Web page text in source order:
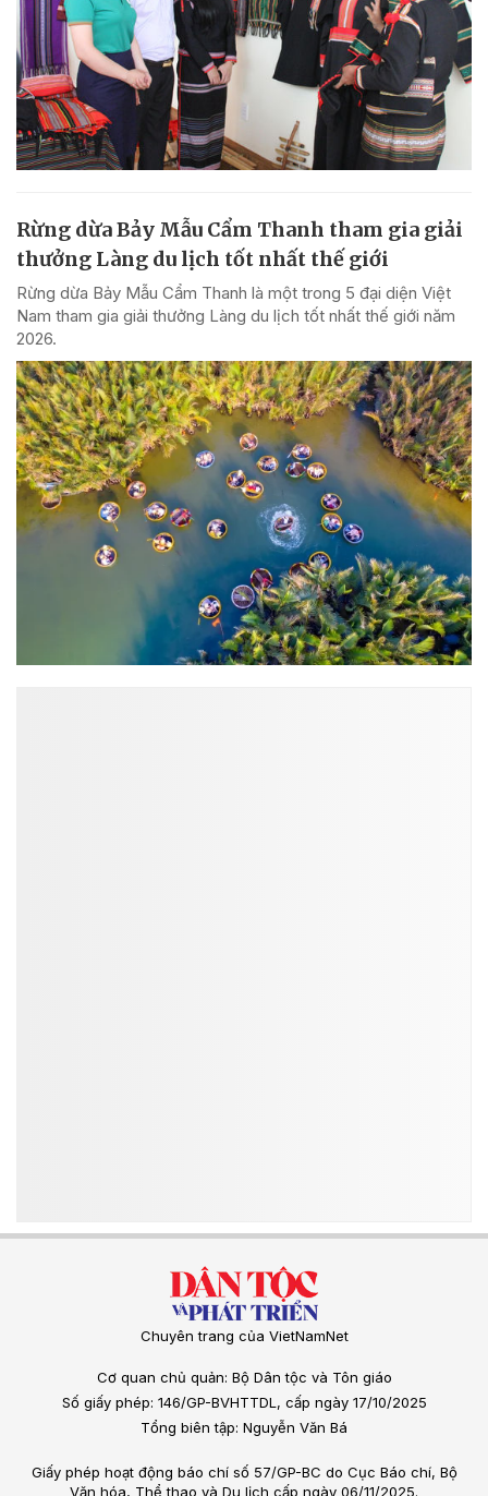
Rừng dừa Bảy Mẫu Cẩm Thanh tham gia giải
thưởng Làng du lịch tốt nhất thế giới
Rừng dừa Bảy Mẫu Cẩm Thanh là một trong 5 đại diện Việt
Nam tham gia giải thưởng Làng du lịch tốt nhất thế giới năm
2026.
Chuyên trang của VietNamNet
Cơ quan chủ quản: Bộ Dân tộc và Tôn giáo
Số giấy phép: 146/GP-BVHTTDL, cấp ngày 17/10/2025
Tổng biên tập: Nguyễn Văn Bá
Giấy phép hoạt động báo chí số 57/GP-BC do Cục Báo chí, Bộ
Văn hóa, Thể thao và Du lịch cấp ngày 06/11/2025.